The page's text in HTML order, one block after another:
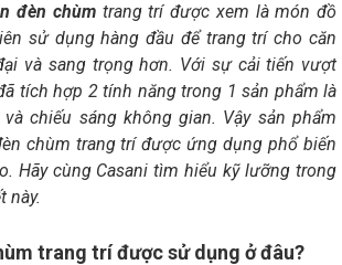
đèn chùmtrang trí được xem là món đồ
sử dụng hàng đầu để trang trí cho căn
và sang trọng hơn. Với sự cải tiến vượt
tích hợp 2 tính năng trong 1 sản phẩm là
chiếu sáng không gian. Vậy sản phẩm
chùm trang trí được ứng dụng phổ biến
Hãy cùng Casani tìm hiểu kỹ lưỡng trong
này.
trang trí được sử dụng ở đâu?